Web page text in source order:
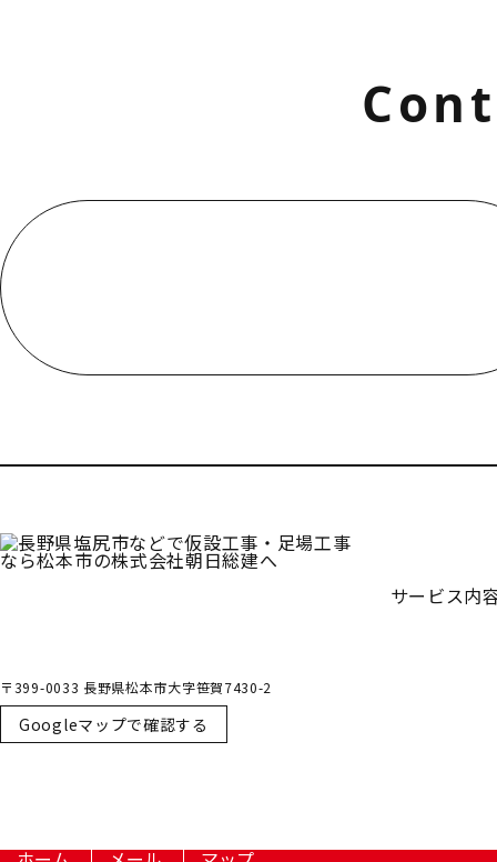
サービス内
〒399-0033 長野県松本市大字笹賀7430-2
Googleマップで確認する